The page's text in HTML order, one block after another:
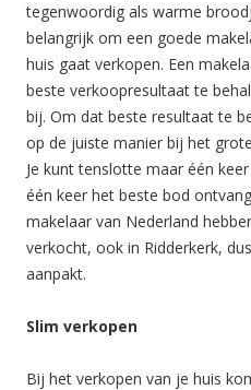
tegenwoordig als warme
belangrijk om een goede
huis gaat verkopen. Een
beste verkoopresultaat te
bij. Om dat beste resultaat te
op de juiste manier bij het
Je kunt tenslotte maar één
één keer het beste bod
makelaar van Nederland
verkocht, ook in Ridderkerk,
aanpakt.
Slim verkopen
Bij het verkopen van je huis